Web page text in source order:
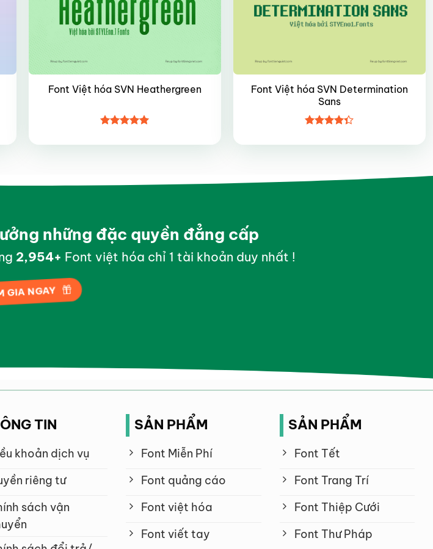
Font Việt hóa SVN Heathergreen
hạng55
Font Việt hóa SVN Determination
Sans
hạng4.35
những đặc quyền đẳng cấp
2,999+ Font việt hóa chỉ 1 tài khoản duy nhất !
NGAY
TIN
khoản dịch vụ
riêng tư
sách vận
SẢN PHẨM
Font Miễn Phí
Font quảng cáo
Font việt hóa
Font viết tay
SẢN PHẨM
Font Tết
Font Trang Trí
Font Thiệp Cưới
Font Thư Pháp